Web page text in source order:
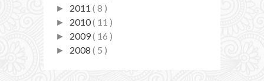
► 2011 ( 8 )
► 2010( 11 )
► 2009( 16 )
► 2008 ( 5 )